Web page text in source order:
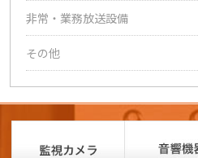
非常・業務放送設備
その他